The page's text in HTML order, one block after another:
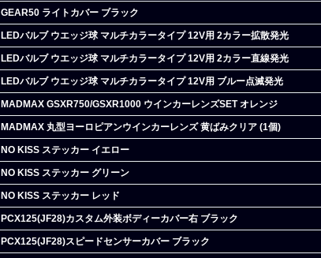
GEAR50 ライトカバー ブラック
LEDバルブ ウエッジ球 マルチカラータイプ 12V用 2カラー拡散発光
LEDバルブ ウエッジ球 マルチカラータイプ 12V用 2カラー直線発光
LEDバルブ ウエッジ球 マルチカラータイプ 12V用 ブルー点滅発光
MADMAX GSXR750/GSXR1000 ウインカーレンズSET オレンジ
MADMAX 丸型ヨーロピアンウインカーレンズ 黄ばみクリア (1個)
NO KISS ステッカー イエロー
NO KISS ステッカー グリーン
NO KISS ステッカー レッド
PCX125(JF28)カスタム外装ボディーカバー右 ブラック
PCX125(JF28)スピードセンサーカバー ブラック